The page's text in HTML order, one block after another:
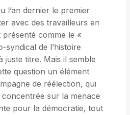
l’an dernier le premier
avec des travailleurs en
présenté comme le «
syndical de l’histoire
juste titre. Mais il semble
question un élément
de réélection, qui
concentrée sur la menace
pour la démocratie, tout